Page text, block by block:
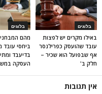
בלוגים
מהם
ביחסי עובד
בדיעבד
העסקה
בלוגים
באילו מקרים יש לפצות
עובד שהועסק כפרילנסר
אף שבפועל הוא שכיר –
חלק ב'
אין תגובות